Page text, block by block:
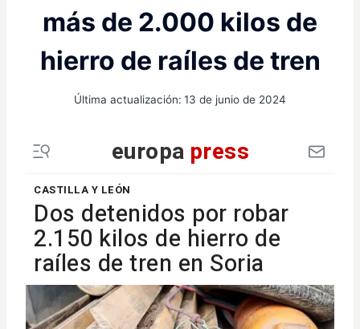
más de 2.000 kilos de
hierro de raíles de tren
Última actualización: 13 de junio de 2024